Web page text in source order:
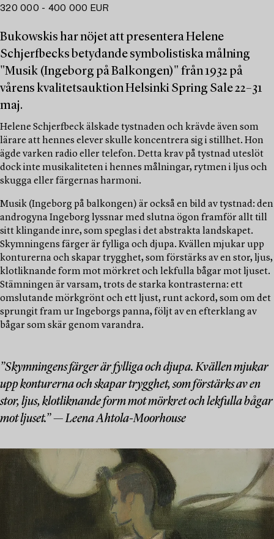
320 000 - 400 000 EUR
Bukowskis har nöjet att presentera Helene
Schjerfbecks betydande symbolistiska målning
"Musik (Ingeborg på Balkongen)" från 1932 på
vårens kvalitetsauktion Helsinki Spring Sale 22–31
maj.
Helene Schjerfbeck älskade tystnaden och krävde även som
lärare att hennes elever skulle koncentrera sig i stillhet. Hon
ägde varken radio eller telefon. Detta krav på tystnad uteslöt
dock inte musikaliteten i hennes målningar, rytmen i ljus och
skugga eller färgernas harmoni.
Musik (Ingeborg på balkongen) är också en bild av tystnad: den
androgyna Ingeborg lyssnar med slutna ögon framför allt till
sitt klingande inre, som speglas i det abstrakta landskapet.
Skymningens färger är fylliga och djupa. Kvällen mjukar upp
konturerna och skapar trygghet, som förstärks av en stor, ljus,
klotliknande form mot mörkret och lekfulla bågar mot ljuset.
Stämningen är varsam, trots de starka kontrasterna: ett
omslutande mörkgrönt och ett ljust, runt ackord, som om det
sprungit fram ur Ingeborgs panna, följt av en efterklang av
bågar som skär genom varandra.
”Skymningens färger är fylliga och djupa. Kvällen mjukar
upp konturerna och skapar trygghet, som förstärks av en
stor, ljus, klotliknande form mot mörkret och lekfulla bågar
mot ljuset.” — Leena Ahtola-Moorhouse